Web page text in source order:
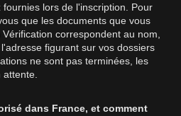
lors de l'inscription. Pour
que les documents que vous
correspondent au nom,
figurant sur vos dossiers
ne sont pas terminées, les
dans France, et comment